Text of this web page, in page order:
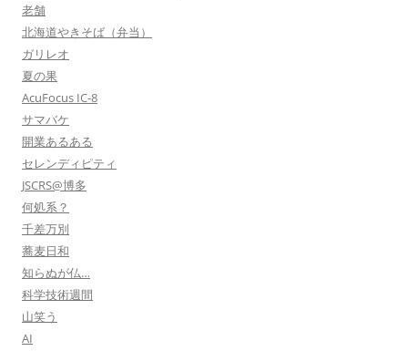
老舗
北海道やきそば（弁当）
ガリレオ
夏の果
AcuFocus IC-8
サマバケ
開業あるある
セレンディピティ
JSCRS@博多
何処系？
千差万別
蕎麦日和
知らぬが仏…
科学技術週間
山笑う
AI